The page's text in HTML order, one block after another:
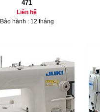
471
Liên hệ
Bảo hành : 12 tháng